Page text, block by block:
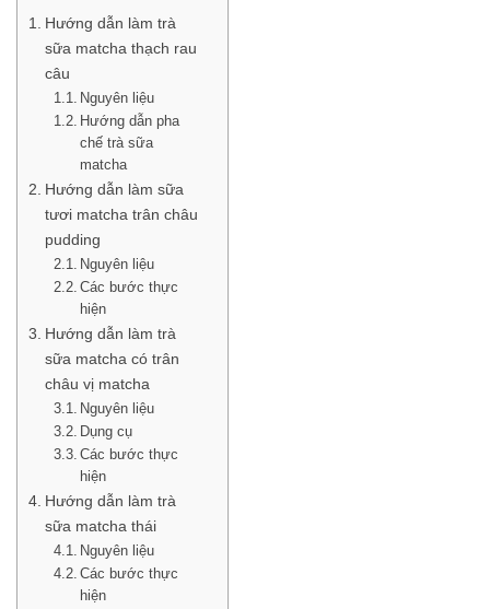
Hướng dẫn làm trà
sữa matcha thạch rau
câu
Nguyên liệu
Hướng dẫn pha
chế trà sữa
matcha
Hướng dẫn làm sữa
tươi matcha trân châu
pudding
Nguyên liệu
Các bước thực
hiện
Hướng dẫn làm trà
sữa matcha có trân
châu vị matcha
Nguyên liệu
Dụng cụ
Các bước thực
hiện
Hướng dẫn làm trà
sữa matcha thái
Nguyên liệu
Các bước thực
hiện